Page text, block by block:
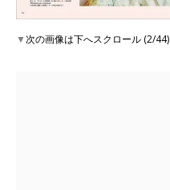
▼次の画像は下へスクロール (2/44)